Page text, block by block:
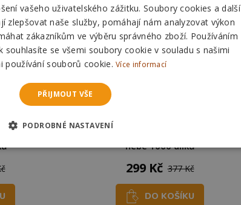
Slon a
nebe 1000 dílků
299 Kč 377 Kč
DO KOŠÍKU
vašeho uživatelského zážitku. Soubory cookies a další
zlepšovat naše služby, pomáhají nám analyzovat výkon
zákazníkům ve výběru správného zboží. Používáním
souhlasíte se všemi soubory cookie v souladu s našimi
používání souborů cookie.Více informací
PŘIJMOUT VŠE
PODROBNÉ NASTAVENÍ